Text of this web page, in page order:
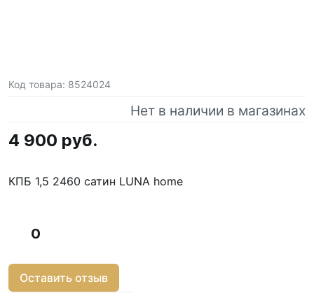
Код товара: 8524024
Нет в наличии в магазинах
4 900 руб.
КПБ 1,5 2460 сатин LUNA home
0
Оставить отзыв